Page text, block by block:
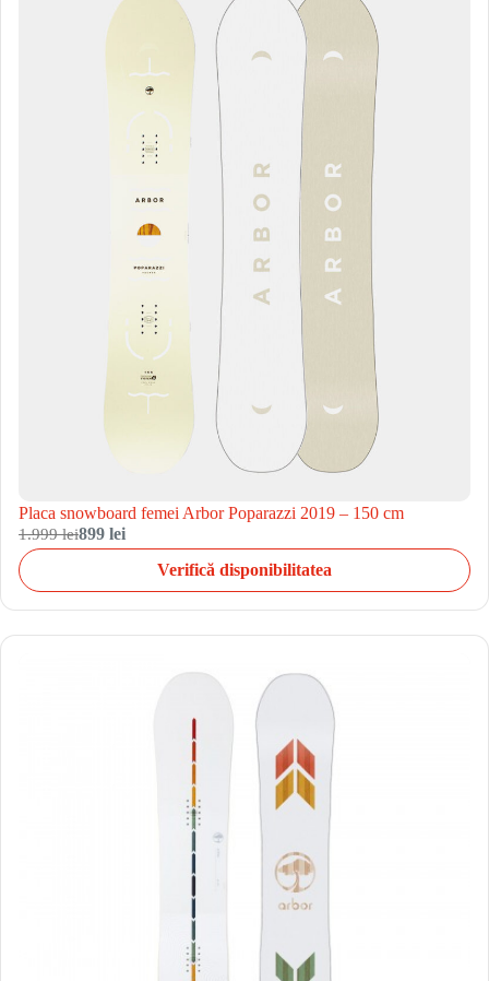
Placa snowboard femei Arbor Poparazzi 2019 – 150 cm
1.999 lei899 lei
Verifică disponibilitatea